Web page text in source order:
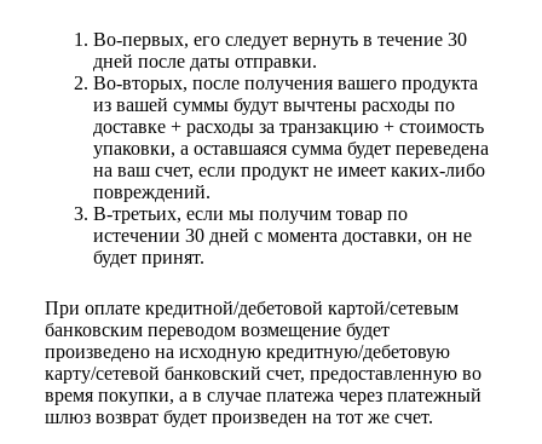
Во-первых, его следует вернуть в течение 30
дней после даты отправки.
Во-вторых, после получения вашего продукта
из вашей суммы будут вычтены расходы по
доставке + расходы за транзакцию + стоимость
упаковки, а оставшаяся сумма будет переведена
на ваш счет, если продукт не имеет каких-либо
повреждений.
В-третьих, если мы получим товар по
истечении 30 дней с момента доставки, он не
будет принят.
При оплате кредитной/дебетовой картой/сетевым
банковским переводом возмещение будет
произведено на исходную кредитную/дебетовую
карту/сетевой банковский счет, предоставленную во
время покупки, а в случае платежа через платежный
шлюз возврат будет произведен на тот же счет.